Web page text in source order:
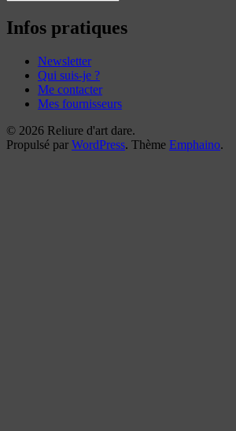
reliures
Infos pratiques
Newsletter
Qui suis-je ?
Me contacter
Mes fournisseurs
© 2026 Reliure d'art dare.
Propulsé par WordPress. Thème Emphaino.